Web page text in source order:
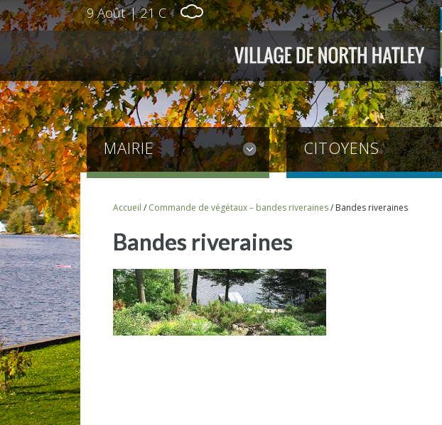
9 Août | 21 C
MAIRIE CITOYENS
Accueil / Commande de végétaux – bandes riveraines/ Bandes riveraines
Bandes riveraines